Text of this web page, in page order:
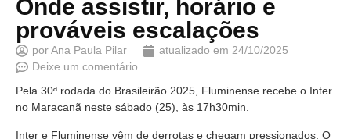
Onde assistir, horário e
prováveis escalações
porAna Paula Pilar atualizado em 24/10/2025
Deixe um comentário
Pela 30ª rodada do Brasileirão 2025, Fluminense recebe o Inter
no Maracanã neste sábado (25), às 17h30min.
Inter e Fluminense vêm de derrotas e chegam pressionados. O